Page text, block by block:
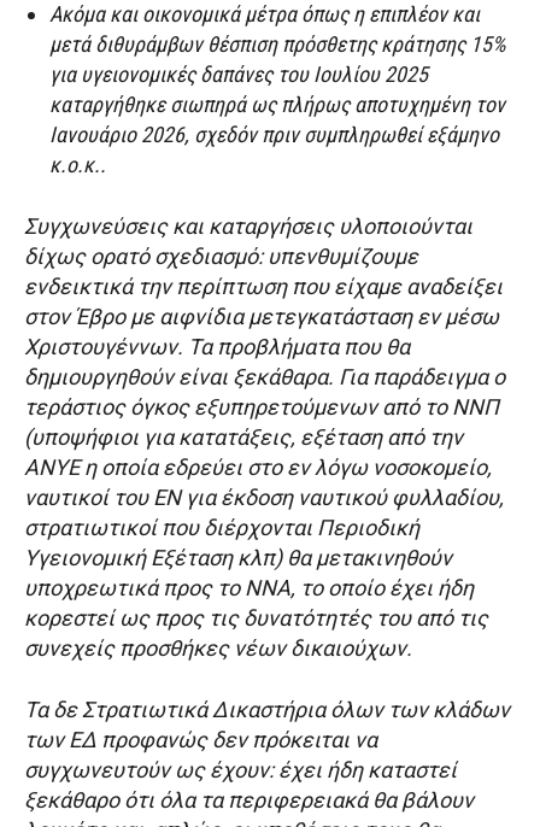
Ακόμα και οικονομικά μέτρα όπως η επιπλέον και
μετά διθυράμβων θέσπιση πρόσθετης κράτησης 15%
για υγειονομικές δαπάνες του Ιουλίου 2025
καταργήθηκε σιωπηρά ως πλήρως αποτυχημένη τον
Ιανουάριο 2026, σχεδόν πριν συμπληρωθεί εξάμηνο
κ.ο.κ..
Συγχωνεύσεις και καταργήσεις υλοποιούνται
δίχως ορατό σχεδιασμό: υπενθυμίζουμε
ενδεικτικά την περίπτωση που είχαμε αναδείξει
στον Έβρο με αιφνίδια μετεγκατάσταση εν μέσω
Χριστουγέννων. Τα προβλήματα που θα
δημιουργηθούν είναι ξεκάθαρα. Για παράδειγμα ο
τεράστιος όγκος εξυπηρετούμενων από το ΝΝΠ
(υποψήφιοι για κατατάξεις, εξέταση από την
ΑΝΥΕ η οποία εδρεύει στο εν λόγω νοσοκομείο,
ναυτικοί του ΕΝ για έκδοση ναυτικού φυλλαδίου,
στρατιωτικοί που διέρχονται Περιοδική
Υγειονομική Εξέταση κλπ) θα μετακινηθούν
υποχρεωτικά προς το ΝΝΑ, το οποίο έχει ήδη
κορεστεί ως προς τις δυνατότητές του από τις
συνεχείς προσθήκες νέων δικαιούχων.
Τα δε Στρατιωτικά Δικαστήρια όλων των κλάδων
των ΕΔ προφανώς δεν πρόκειται να
συγχωνευτούν ως έχουν: έχει ήδη καταστεί
ξεκάθαρο ότι όλα τα περιφερειακά θα βάλουν